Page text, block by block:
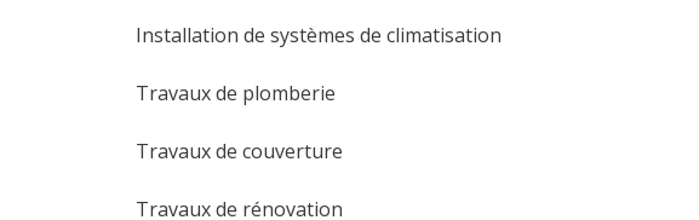
Installation de systèmes de climatisation
Travaux de plomberie
Travaux de couverture
Travaux de rénovation